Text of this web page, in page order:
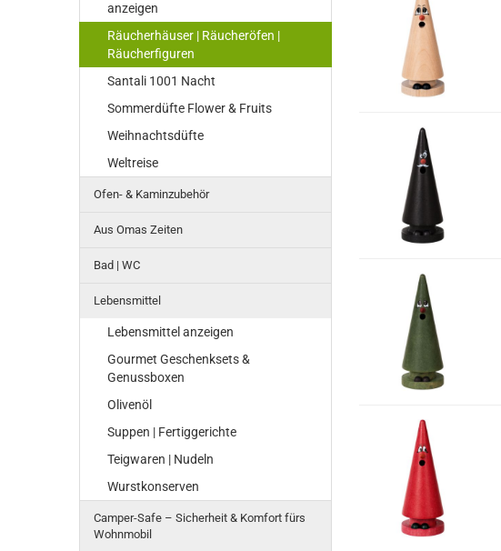
anzeigen
Räucherhäuser | Räucheröfen |
Räucherfiguren
Santali 1001 Nacht
Sommerdüfte Flower & Fruits
Weihnachtsdüfte
Weltreise
Ofen- & Kaminzubehör
Aus Omas Zeiten
Bad | WC
Lebensmittel
Lebensmittel anzeigen
Gourmet Geschenksets &
Genussboxen
Olivenöl
Suppen | Fertiggerichte
Teigwaren | Nudeln
Wurstkonserven
Camper-Safe – Sicherheit & Komfort fürs
Wohnmobil